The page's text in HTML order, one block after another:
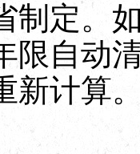
制定。
限自动
新计算